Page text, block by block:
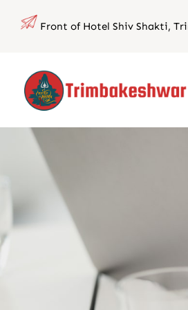
Front of Hotel Shiv Shakti,